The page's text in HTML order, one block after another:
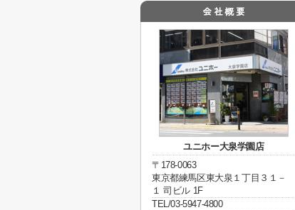
ユニホー大泉学園店
〒178-0063
東京都練馬区東大泉１丁目３１－
１ 司ビル 1F
TEL/03-5947-4800